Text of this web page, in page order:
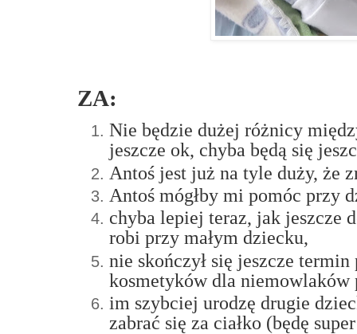
ZA:
Nie będzie dużej różnicy
jeszcze ok, chyba będą się
Antoś jest już na tyle duży, że
Antoś mógłby mi pomóc przy
chyba lepiej teraz, jak jeszcze
robi przy małym dziecku,
nie skończył się jeszcze
kosmetyków dla
im szybciej urodzę drugie
zabrać się za ciałko (będę